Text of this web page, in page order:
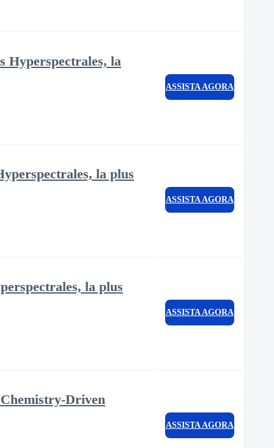
Hyperspectrales, la
ASSISTA AGORA
la plus
ASSISTA AGORA
la plus
ASSISTA AGORA
Driven
ASSISTA AGORA